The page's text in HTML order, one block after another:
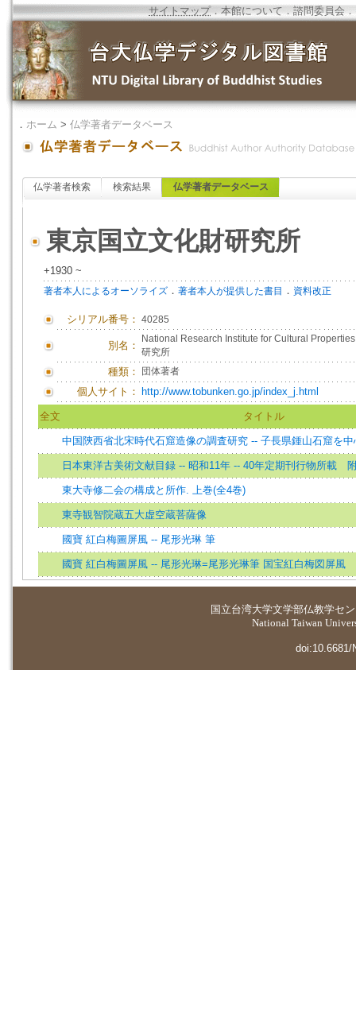
サイトマップ．本館について ．諮問委員会 ．
． ホーム > 仏学著者データベース
仏学著者検索 検索結果 仏学著者データベース
東京国立文化財研究所
+1930 ~
著者本人によるオーソライズ ． 著者本人が提供した書目 ． 資料改正
シリアル番号： 40285
別名：
National Research Institute for Cultural
研究所
種類： 団体著者
個人サイト： http://www.tobunken.go.jp/index_j.html
全文 タイトル
中国陝西省北宋時代石窟造像の調査研究 -- 子長県鍾山石窟を
日本東洋古美術文献目録 -- 昭和11年 -- 40年定期刊行物所載
東大寺修二会の構成と所作. 上巻(全4巻)
東寺観智院蔵五大虚空蔵菩薩像
國寶 紅白梅圖屏風 -- 尾形光琳 筆
國寶 紅白梅圖屏風 -- 尾形光琳=尾形光琳筆 国宝紅白梅図屏風
国立台湾大学文学部仏教学セ
National Taiwan
doi:10.6681/